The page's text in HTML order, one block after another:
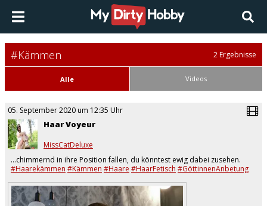
#Kämmen 2 Ergebnisse
Alle Videos
05. September 2020 um 12:35 Uhr
Haar Voyeur
MissCatDeluxe
…chimmernd in ihre Position fallen, du könntest ewig dabei zusehen.
#Haarekämmen #Kämmen #Haare #HaarFetisch #GöttinnenAnbetung